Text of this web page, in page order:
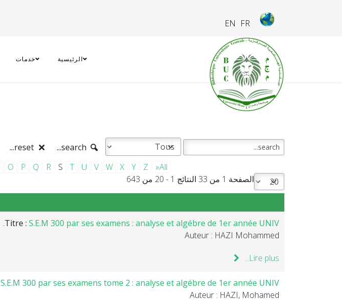
FR
EN
الرئيسية خدمات
O P Q R S T U V W X Y Z
»All
الصفحة 1 من 33 النتائج 1 - 20 من 643
Titre : S.E.M 300 par ses examens : analyse et algébre de 1er année UNIV.
Auteur : HAZI Mohammed
Lire plus...
S.E.M 300 par ses examens tome 2 : analyse et algébre de 1er année UNIV.
Auteur : HAZI, Mohamed